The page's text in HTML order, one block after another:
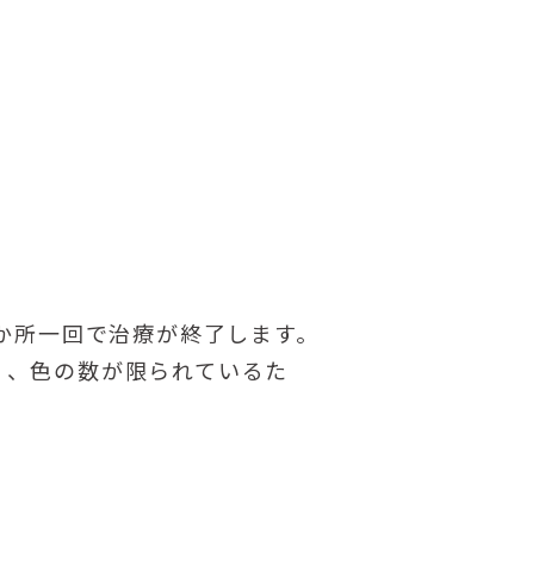
一回で治療が終了します。
色の数が限られているた